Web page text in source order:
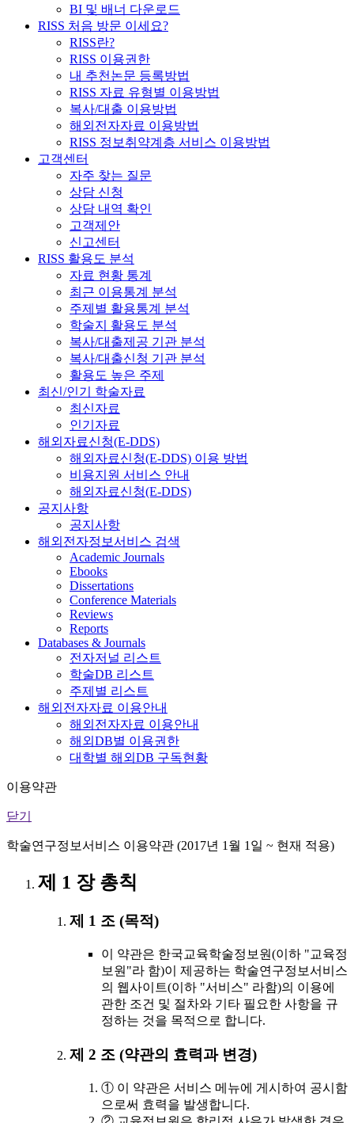
BI 및 배너 다운로드
RISS 처음 방문 이세요?
RISS란?
RISS 이용권한
내 추천논문 등록방법
RISS 자료 유형별 이용방법
복사/대출 이용방법
해외전자자료 이용방법
RISS 정보취약계층 서비스 이용방법
고객센터
자주 찾는 질문
상담 신청
상담 내역 확인
고객제안
신고센터
RISS 활용도 분석
자료 현황 통계
최근 이용통계 분석
주제별 활용통계 분석
학술지 활용도 분석
복사/대출제공 기관 분석
복사/대출신청 기관 분석
활용도 높은 주제
최신/인기 학술자료
최신자료
인기자료
해외자료신청(E-DDS)
해외자료신청(E-DDS) 이용 방법
비용지원 서비스 안내
해외자료신청(E-DDS)
공지사항
공지사항
해외전자정보서비스 검색
Academic Journals
Ebooks
Dissertations
Conference Materials
Reviews
Reports
Databases & Journals
전자저널 리스트
학술DB 리스트
주제별 리스트
해외전자자료 이용안내
해외전자자료 이용안내
해외DB별 이용권한
대학별 해외DB 구독현황
이용약관
닫기
학술연구정보서비스 이용약관 (2017년 1월 1일 ~ 현재 적용)
제 1 장 총칙
제 1 조 (목적)
이 약관은 한국교육학술정보원(이하 "교육정
보원"라 함)이 제공하는 학술연구정보서비스
의 웹사이트(이하 "서비스" 라함)의 이용에
관한 조건 및 절차와 기타 필요한 사항을 규
정하는 것을 목적으로 합니다.
제 2 조 (약관의 효력과 변경)
① 이 약관은 서비스 메뉴에 게시하여 공시함
으로써 효력을 발생합니다.